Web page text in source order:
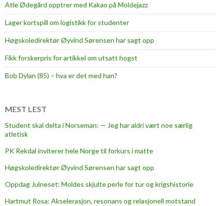
Atle Ødegård opptrer med Kakao på Moldejazz
Lager kortspill om logistikk for studenter
Høgskoledirektør Øyvind Sørensen har sagt opp
Fikk forskerpris for artikkel om utsatt hogst
Bob Dylan (85) – hva er det med han?
MEST LEST
Student skal delta i Norseman: — Jeg har aldri vært noe særlig
atletisk
PK Rekdal inviterer hele Norge til forkurs i matte
Høgskoledirektør Øyvind Sørensen har sagt opp
Oppdag Julneset: Moldes skjulte perle for tur og krigshistorie
Hartmut Rosa: Akselerasjon, resonans og relasjonell motstand